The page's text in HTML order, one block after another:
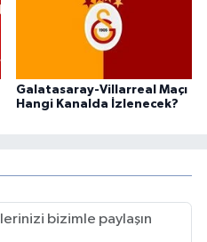
Galatasaray-Villarreal Maçı
Hangi Kanalda İzlenecek?